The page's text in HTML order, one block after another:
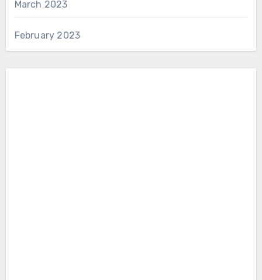
March 2023
February 2023